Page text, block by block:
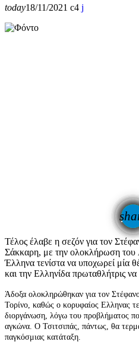
today18/11/2021 4
Τέλος έλαβε η σεζόν για τον
Σάκκαρη, με την ολοκλήρωση του
Έλληνα τενίστα να υποχωρεί μία
και την Ελληνίδα πρωταθλήτρις
Άδοξα ολοκληρώθηκαν για τον
Τορίνο, καθώς ο κορυφαίος Ελληνας
διοργάνωση, λόγω του προβλήματος
αγκώνα. Ο Τσιτσιπάς, πάντως, θα
παγκόσμιας κατάταξη.